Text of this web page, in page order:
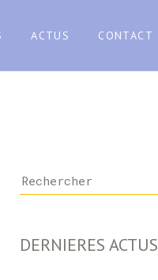
ACTUS CONTACT
Search
for:
DERNIERES ACTUS